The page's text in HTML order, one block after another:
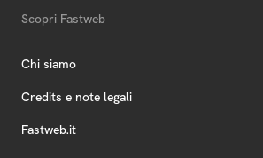
Scopri Fastweb
Chi siamo
Credits e note legali
Fastweb.it